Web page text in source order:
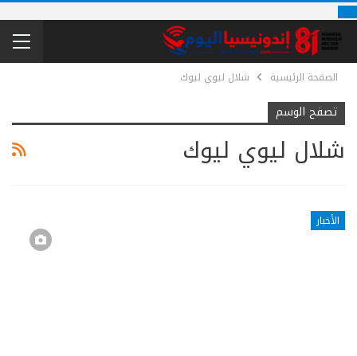
الصفحة الرئيسية شلال ليوي ليوك
تصفح الوسم
شلال ليوي ليوك
الأخبار